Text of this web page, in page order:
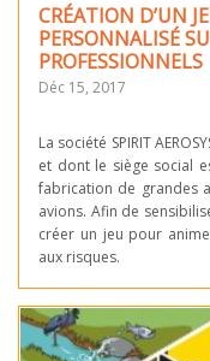
CRÉATION D’UN
PERSONNALISÉ
PROFESSIONNELS
Déc 15, 2017
La société SPIRIT
et dont le siège social
fabrication de grandes
avions. Afin de
créer un jeu pour
aux risques.